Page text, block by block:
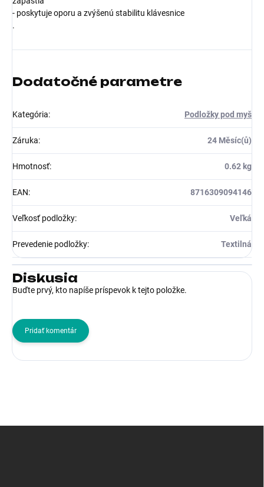
- poskytuje oporu a zvýšenú stabilitu klávesnice
.
Dodatočné parametre
Kategória: Podložky pod myš
Záruka: 24 Měsíc(ů)
Hmotnosť: 0.62 kg
EAN: 8716309094146
Veľkosť podložky: Veľká
Prevedenie podložky: Textilná
Diskusia
Buďte prvý, kto napíše príspevok k tejto položke.
Pridať komentár